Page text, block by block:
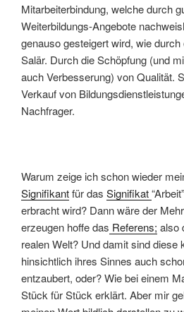
Mitarbeiterbindung, welche durch
Weiterbildungs-Angebote
genauso gesteigert wird, wie
Salär. Durch die Schöpfung (und
auch Verbesserung) von Qualität.
Verkauf von
Nachfrager.
Warum zeige ich schon wieder
Signifikantfür das Signifikat
erbracht wird? Dann wäre der
erzeugen hoffe das Referens; also
realen Welt? Und damit sind diese
hinsichtlich ihres Sinnes auch
entzaubert, oder? Wie bei einem
Stück für Stück erklärt. Aber mir